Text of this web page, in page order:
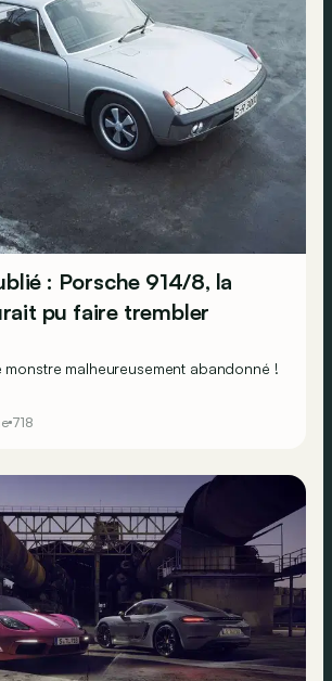
: Porsche 914/8, la
pu faire trembler
monstre malheureusement abandonné !
718